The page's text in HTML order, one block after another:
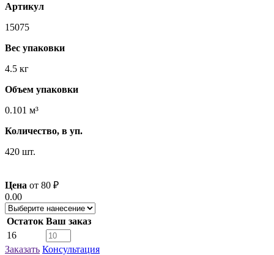
Артикул
15075
Вес упаковки
4.5 кг
Объем упаковки
0.101 м³
Количество, в уп.
420 шт.
Цена от 80 ₽
0.00
Остаток Ваш заказ
16
Заказать Консультация